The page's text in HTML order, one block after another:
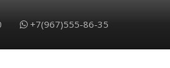
+7(967)555-86-35